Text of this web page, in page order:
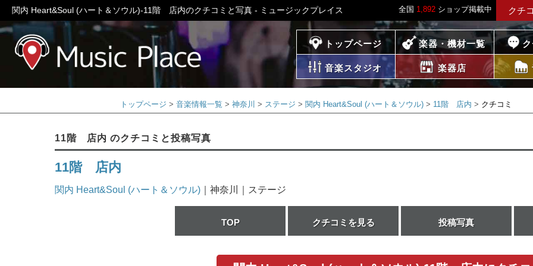
全国 1,892 ショップ掲載中 クチ
関内 Heart&Soul (ハート＆ソウル)-11階 店内のクチコミと写真 - ミュージックプレイス
ミュージックプレイス トップページ 楽器・機材一覧
音楽スタジオ 楽器店
トップページ 音楽情報一覧 神奈川 ステージ 関内 Heart&Soul (ハート＆ソウル) 11階 店内 クチコミ
11階 店内 のクチコミと投稿写真
11階 店内
関内 Heart&Soul (ハート＆ソウル) ｜神奈川｜ステージ
TOP クチコミを見る 投稿写真